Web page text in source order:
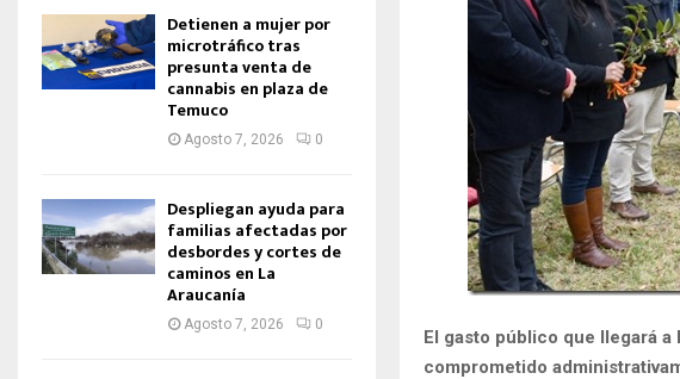
El gasto público que llegará
comprometido
Detienen a mujer por
microtráfico tras
presunta venta de
cannabis en plaza de
Temuco
Agosto 7, 2026 0
Despliegan ayuda para
familias afectadas por
desbordes y cortes de
caminos en La
Araucanía
Agosto 7, 2026 0